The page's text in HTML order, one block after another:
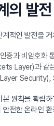
의 발
적인 발전을
증과 비암호화
Layer)과 같은
Security),
원칙을 확립
전한 온라인